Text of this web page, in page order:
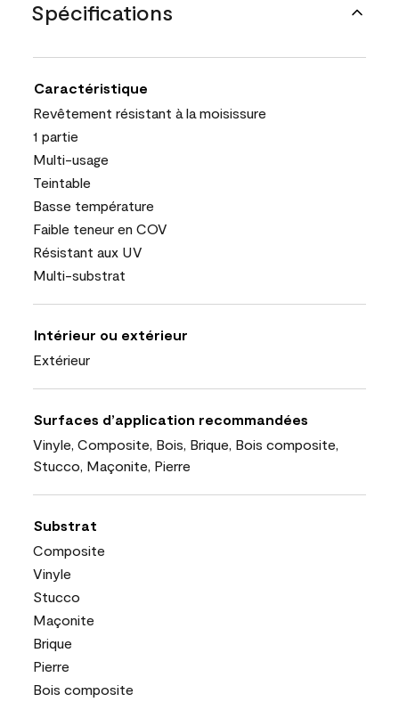
Spécifications
Caractéristique
Revêtement résistant à la moisissure
1 partie
Multi-usage
Teintable
Basse température
Faible teneur en COV
Résistant aux UV
Multi-substrat
Intérieur ou extérieur
Extérieur
Surfaces d’application recommandées
Vinyle, Composite, Bois, Brique, Bois composite,
Stucco, Maçonite, Pierre
Substrat
Composite
Vinyle
Stucco
Maçonite
Brique
Pierre
Bois composite